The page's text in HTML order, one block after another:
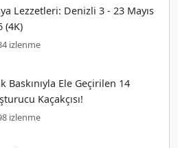
Lezzetleri: Denizli 3 - 23 Mayıs
(4K)
izlenme
Baskınıyla Ele Geçirilen 14
Kaçakçısı!
izlenme